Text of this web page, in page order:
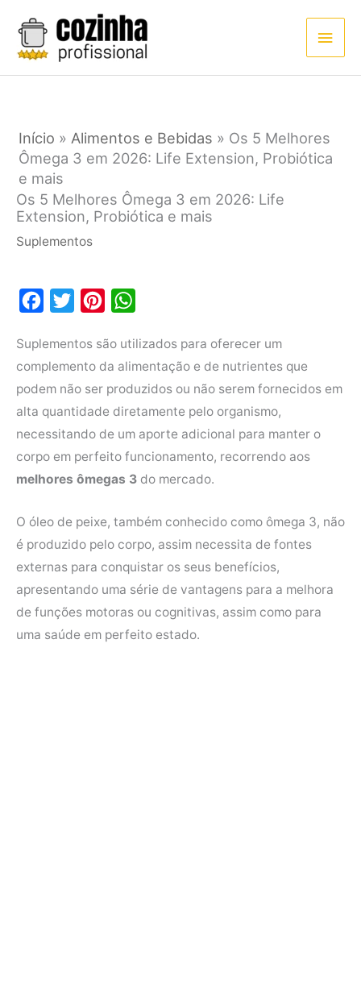
para
conteúdo
Início » Alimentos e Bebidas » Os 5 Melhores
Ômega 3 em 2026: Life Extension, Probiótica
e mais
Os 5 Melhores Ômega 3 em 2026: Life
Extension, Probiótica e mais
Suplementos
c
e
b
o
i
t
t
n
t
e
a
t
s
Suplementos são utilizados para oferecer um
complemento da alimentação e de nutrientes que
podem não ser produzidos ou não serem fornecidos em
alta quantidade diretamente pelo organismo,
necessitando de um aporte adicional para manter o
corpo em perfeito funcionamento, recorrendo aos
melhores ômegas 3 do mercado.
O óleo de peixe, também conhecido como ômega 3, não
é produzido pelo corpo, assim necessita de fontes
externas para conquistar os seus benefícios,
apresentando uma série de vantagens para a melhora
de funções motoras ou cognitivas, assim como para
uma saúde em perfeito estado.